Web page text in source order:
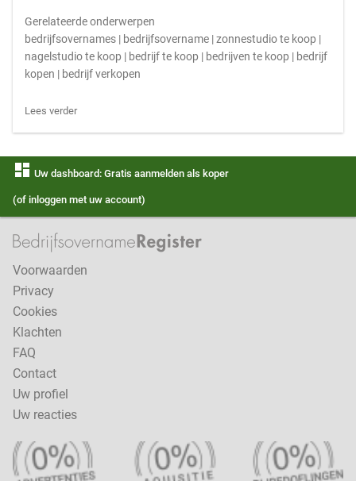
Gerelateerde onderwerpen
bedrijfsovernames | bedrijfsovername | zonnestudio te koop |
nagelstudio te koop | bedrijf te koop | bedrijven te koop | bedrijf
kopen | bedrijf verkopen
Lees verder
dashboard Uw dashboard: Gratis aanmelden als koper
(of inloggen met uw account)
Voorwaarden
Privacy
Cookies
Klachten
FAQ
Contact
Uw profiel
Uw reacties